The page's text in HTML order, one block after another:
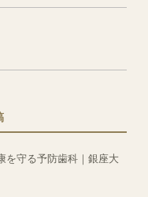
を守る予防歯科｜銀座大